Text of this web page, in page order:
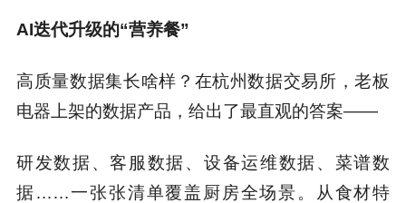
AI迭代升级的“营养餐”
高质量数据集长啥样？在杭州数据交易所，老板
电器上架的数据产品，给出了最直观的答案——
研发数据、客服数据、设备运维数据、菜谱数
据……一张张清单覆盖厨房全场景。从食材特